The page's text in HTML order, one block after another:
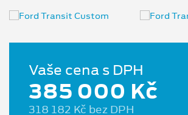
Vaše cena s DPH
385 000 Kč
318 182 Kč bez DPH